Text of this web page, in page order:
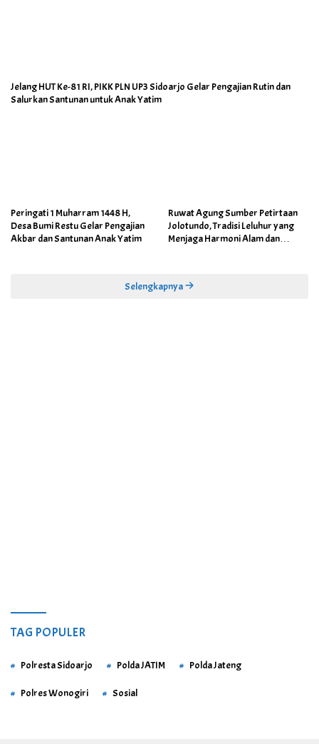
Jelang HUT Ke-81 RI, PIKK PLN UP3 Sidoarjo Gelar Pengajian Rutin dan
Salurkan Santunan untuk Anak Yatim
Peringati 1 Muharram 1448 H,
Desa Bumi Restu Gelar Pengajian
Akbar dan Santunan Anak Yatim
Ruwat Agung Sumber Petirtaan
Jolotundo, Tradisi Leluhur yang
Menjaga Harmoni Alam dan
Selengkapnya
TAG POPULER
Polresta Sidoarjo Polda JATIM Polda Jateng
Polres Wonogiri Sosial